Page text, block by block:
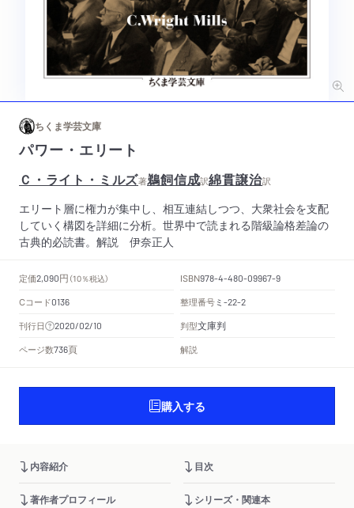
ちくま学芸文庫
パワー・エリート
Ｃ・ライト・ミルズ著鵜飼信成訳綿貫譲治訳
エリート層に権力が集中し、相互連結しつつ、大衆社会を支配
していく構図を詳細に分析。世界中で読まれる階級論格差論の
古典的必読書。解説 伊奈正人
定価2,090円 （10％税込） ISBN978-4-480-09967-9
Cコード0136 整理番号ミ -22-2
刊行日 2020/02/10 判型文庫判
ページ数736頁 解説
購入する
内容紹介 目次
著作者プロフィール シリーズ・関連本